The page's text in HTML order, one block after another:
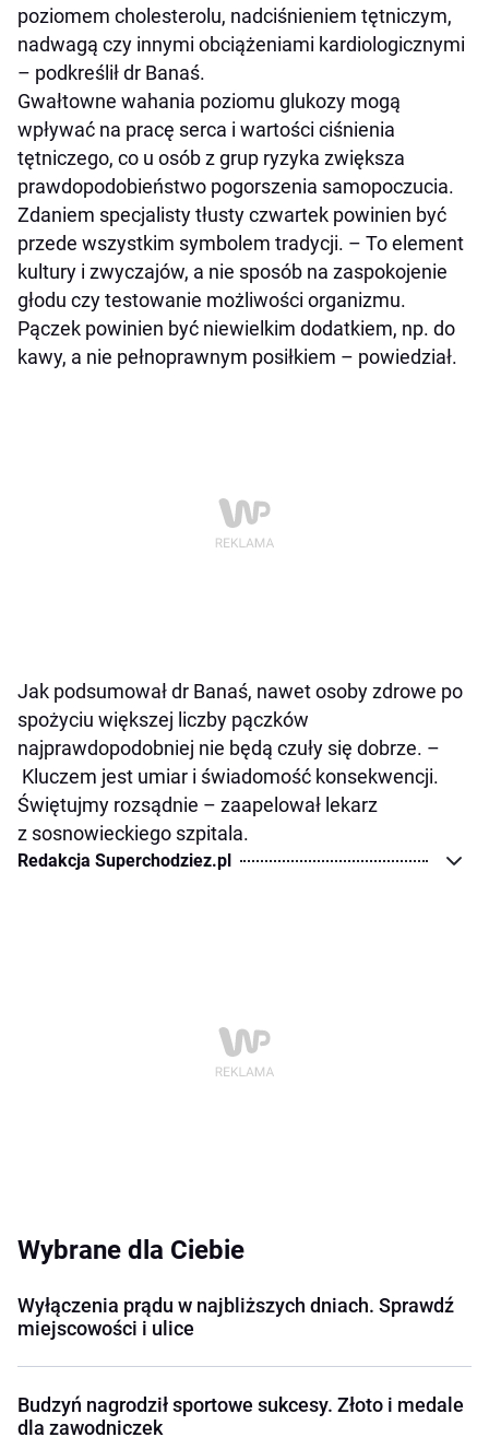
poziomem cholesterolu, nadciśnieniem tętniczym,
nadwagą czy innymi obciążeniami kardiologicznymi
– podkreślił dr Banaś.
Gwałtowne wahania poziomu glukozy mogą
wpływać na pracę serca i wartości ciśnienia
tętniczego, co u osób z grup ryzyka zwiększa
prawdopodobieństwo pogorszenia samopoczucia.
Zdaniem specjalisty tłusty czwartek powinien być
przede wszystkim symbolem tradycji. – To element
kultury i zwyczajów, a nie sposób na zaspokojenie
głodu czy testowanie możliwości organizmu.
Pączek powinien być niewielkim dodatkiem, np. do
kawy, a nie pełnoprawnym posiłkiem – powiedział.
Jak podsumował dr Banaś, nawet osoby zdrowe po
spożyciu większej liczby pączków
najprawdopodobniej nie będą czuły się dobrze. –
Kluczem jest umiar i świadomość konsekwencji.
Świętujmy rozsądnie – zaapelował lekarz
z sosnowieckiego szpitala.
Redakcja Superchodziez.pl
Wybrane dla Ciebie
Wyłączenia prądu w najbliższych dniach. Sprawdź
miejscowości i ulice
Budzyń nagrodził sportowe sukcesy. Złoto i medale
dla zawodniczek